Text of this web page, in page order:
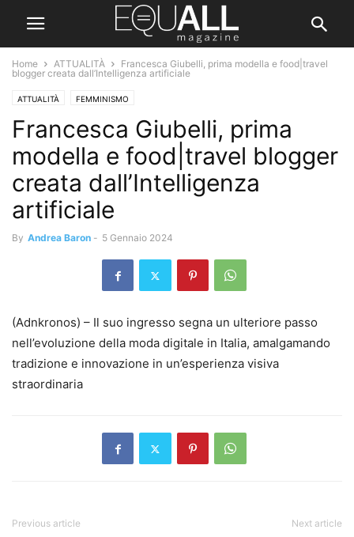
Home ATTUALITÀ
Francesca Giubelli, prima modella e food|travel
blogger creata dall’Intelligenza artificiale
ATTUALITÀ FEMMINISMO
Francesca Giubelli, prima
modella e food|travel blogger
creata dall’Intelligenza
artificiale
By Andrea Baron - 5 Gennaio 2024
(Adnkronos) – Il suo ingresso segna un ulteriore passo
nell’evoluzione della moda digitale in Italia, amalgamando
tradizione e innovazione in un’esperienza visiva
straordinaria
Previous article Next article